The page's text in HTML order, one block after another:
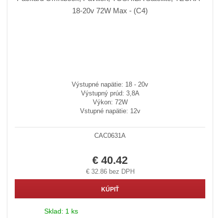
Výstupné napätie: 18 - 20v
Výstupný prúd: 3,8A
Výkon: 72W
Vstupné napätie: 12v
CAC0631A
€ 40.42
€ 32.86 bez DPH
KÚPIŤ
Sklad: 1 ks